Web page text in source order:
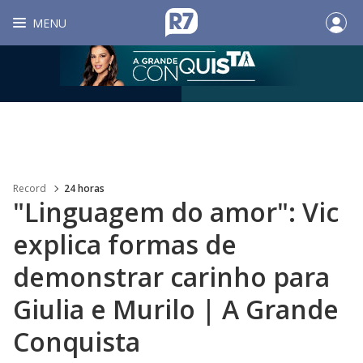
MENU
Record 24 horas
"Linguagem do amor": Vic
explica formas de
demonstrar carinho para
Giulia e Murilo | A Grande
Conquista